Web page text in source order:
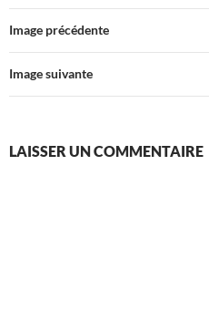
Image précédente
Image suivante
LAISSER UN COMMENTAIRE